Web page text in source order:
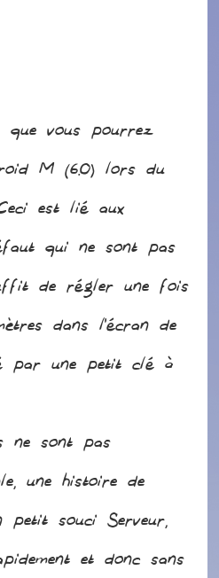
vous pourrez
M (6.0) lors du
est lié aux
qui ne sont pas
de régler une fois
dans l’écran de
par une petit clé à
ne sont pas
une histoire de
petit souci Serveur,
et donc sans